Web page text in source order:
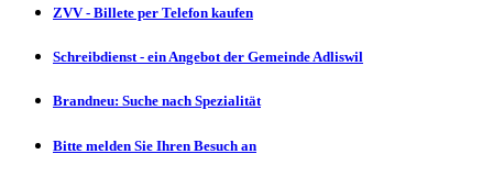
ZVV - Billete per Telefon kaufen
Schreibdienst - ein Angebot der Gemeinde Adliswil
Brandneu: Suche nach Spezialität
Bitte melden Sie Ihren Besuch an